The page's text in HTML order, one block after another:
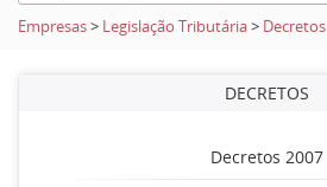
Empresas> Legislação Tributária> Decretos
DECRETOS
Decretos 2007